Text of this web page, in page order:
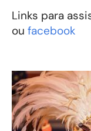
Links para
ou facebook